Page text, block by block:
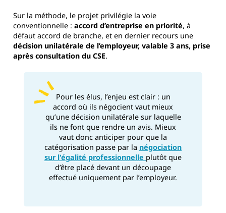
Sur la méthode, le projet privilégie la voie
conventionnelle : accord d’entreprise en priorité, à
défaut accord de branche, et en dernier recours une
décision unilatérale de l’employeur, valable 3 ans, prise
après consultation du CSE.
Pour les élus, l’enjeu est clair : un
accord où ils négocient vaut mieux
qu’une décision unilatérale sur laquelle
ils ne font que rendre un avis. Mieux
vaut donc anticiper pour que la
catégorisation passe par la négociation
sur l'égalité professionnelle plutôt que
d’être placé devant un découpage
effectué uniquement par l’employeur.